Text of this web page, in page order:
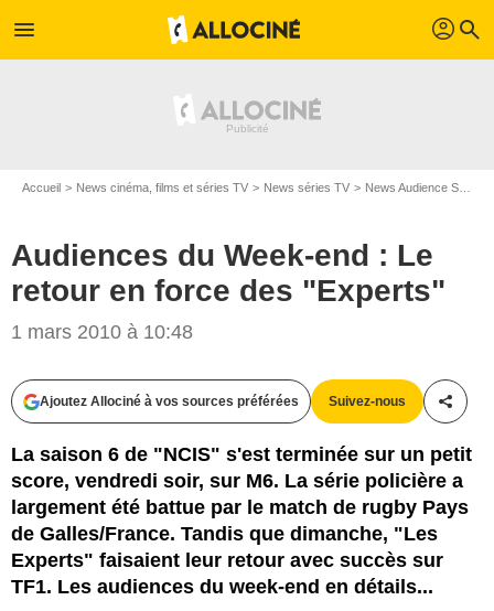
menu profil search
Accueil News cinéma, films et séries TV News séries TV News Audience Séries TV
Audiences du Week-end : Le
retour en force des "Experts"
1 mars 2010 à 10:48
Ajoutez Allociné à vos sources préférées Suivez-nous
La saison 6 de "NCIS" s'est terminée sur un petit
score, vendredi soir, sur M6. La série policière a
largement été battue par le match de rugby Pays
de Galles/France. Tandis que dimanche, "Les
Experts" faisaient leur retour avec succès sur
TF1. Les audiences du week-end en détails...